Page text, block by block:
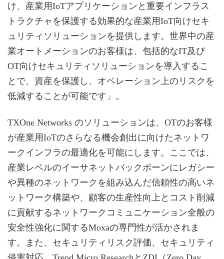
け、産業用IoTアプリケーションと重要インフラス
トラクチャを保護する効果的な産業用IoT向けセキ
ュリティソリューションを提供します。世界中の産
業オートメーションのお客様は、包括的なIT及び
OT向けセキュリティソリューションを導入するこ
とで、資産を保護し、オペレーション上のリスクを
低減することが可能です」。
TXOne Networks のソリューションは、OTのお客様
が産業用IoTのさらなる機会創出に向けたネットワ
ークインフラの最適化を可能にします。ここでは、
産業レベルのイーサネットバックボーンにレガシー
や異種のネットワークを組み込んだ信頼性の高いネ
ットワーク構築や、顧客の生産性向上とコスト削減
に貢献するネットワークコミュニケーション全般の
安全性強化に関するMoxaの専門性が活かされま
す。また、セキュリティリスク評価、セキュリティ